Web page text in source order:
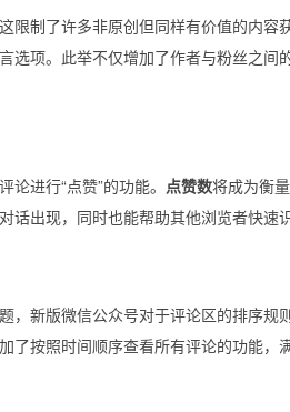
限制了许多非原创但同样有价值的内容
选项。此举不仅增加了作者与粉丝之
进行“点赞”的功能。 点赞数将成为衡
话出现，同时也能帮助其他浏览者快速
，新版微信公众号对于评论区的排序
按照时间顺序查看所有评论的功能，